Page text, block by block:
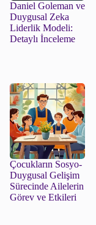
Daniel Goleman ve
Duygusal Zeka
Liderlik Modeli:
Detaylı İnceleme
Çocukların Sosyo-
Duygusal Gelişim
Sürecinde Ailelerin
Görev ve Etkileri